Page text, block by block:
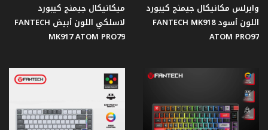
وايرلس مكانيكال جيمنج كيبورد
اللون أسود FANTECH MK918
ATOM PRO97
ميكانيكال جيمنج كيبورد
لاسلكي اللون أبيض FANTECH
MK917 ATOM PRO79
سماعات
الأذن
اصدار
ساكورا